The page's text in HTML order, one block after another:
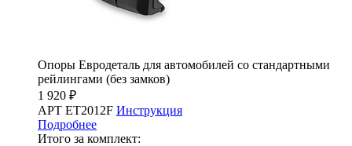
Опоры Евродеталь для автомобилей со стандартными
рейлингами (без замков)
1 920 ₽
АРТ ET2012F Инструкция
Подробнее
Итого за комплект: